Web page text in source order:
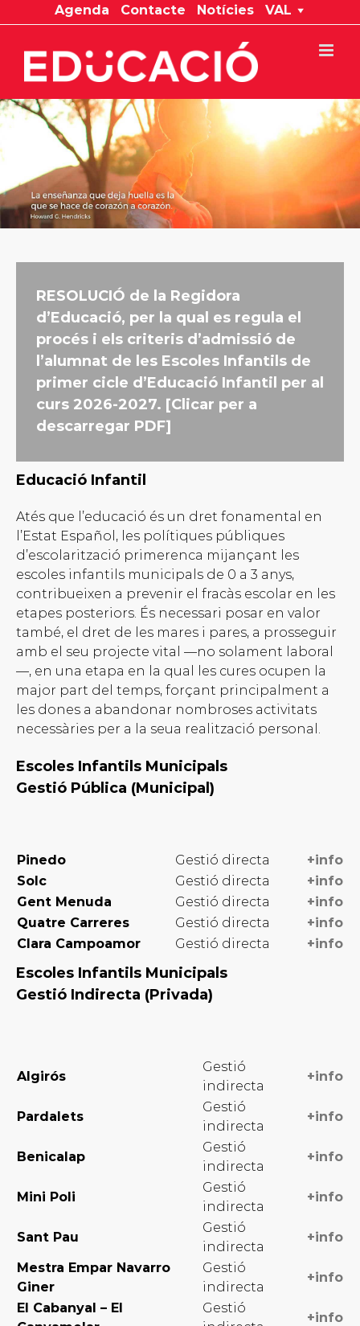
to
content
Agenda Contacte Notícies VAL
RESOLUCIÓ de la Regidora
d’Educació, per la qual es regula el
procés i els criteris d’admissió de
l’alumnat de les Escoles Infantils de
primer cicle d’Educació Infantil per al
curs 2026-2027. [Clicar per a
descarregar PDF]
Educació Infantil
Atés que l’educació és un dret fonamental en
l’Estat Español, les polítiques públiques
d’escolarització primerenca mijançant les
escoles infantils municipals de 0 a 3 anys,
contribueixen a prevenir el fracàs escolar en les
etapes posteriors. És necessari posar en valor
també, el dret de les mares i pares, a prosseguir
amb el seu projecte vital —no solament laboral
—, en una etapa en la qual les cures ocupen la
major part del temps, forçant principalment a
les dones a abandonar nombroses activitats
necessàries per a la seua realització personal.
Escoles Infantils Municipals
Gestió Pública (Municipal)
Pinedo Gestió directa
+info
Solc
Gestió directa
+info
Gent Menuda
Gestió directa
+info
Quatre Carreres
Gestió directa
+info
Clara Campoamor
Gestió directa +info
Escoles Infantils Municipals
Gestió Indirecta (Privada)
Algirós
Gestió
indirecta
+info
Pardalets
Gestió
indirecta
+info
Benicalap
Gestió
indirecta
+info
Mini Poli
Gestió
indirecta
+info
Sant Pau
Gestió
indirecta
+info
Mestra Empar Navarro
Giner
Gestió
indirecta
+info
El Cabanyal – El
Gestió
+info